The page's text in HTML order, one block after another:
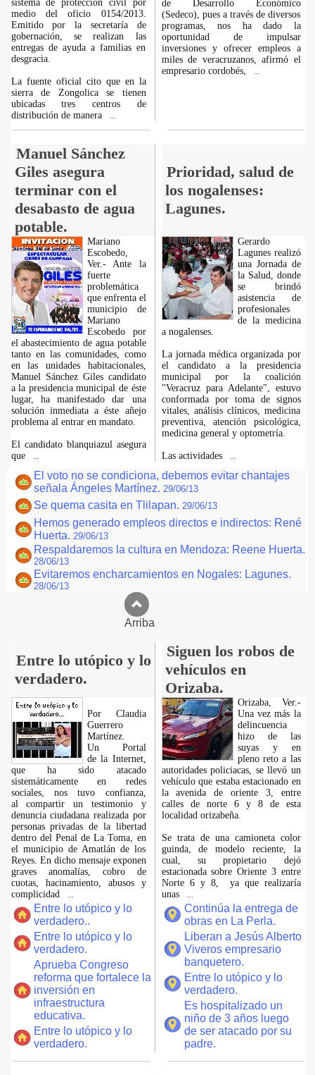
sistema de protección civil por
medio del oficio 0154/2013.
Emitido por la secretaría de
gobernación, se realizan las
entregas de ayuda a familias en
desgracia.
La fuente oficial cito que en la
sierra de Zongolica se tienen
ubicadas tres centros de
distribución de manera
de Desarrollo Económico
(Sedeco), pues a través de diversos
programas, nos ha dado la
oportunidad de impulsar
inversiones y ofrecer empleos a
miles de veracruzanos, afirmó el
empresario cordobés,
Manuel Sánchez
Giles asegura
terminar con el
desabasto de agua
potable.
Prioridad, salud de
los nogalenses:
Lagunes.
Mariano
Escobedo,
Ver.- Ante la
fuerte
problemática
que enfrenta el
municipio de
Mariano
Escobedo por
el abastecimiento de agua potable
tanto en las comunidades, como
en las unidades habitacionales,
Manuel Sánchez Giles candidato
a la presidencia municipal de éste
lugar, ha manifestado dar una
solución inmediata a éste añejo
problema al entrar en mandato.
El candidato blanquiazul asegura
que
Gerardo
Lagunes realizó
una Jornada de
la Salud, donde
se brindó
asistencia de
profesionales
de la medicina
a nogalenses.
La jornada médica organizada por
el candidato a la presidencia
municipal por la coalición
"Veracruz para Adelante", estuvo
conformada por toma de signos
vitales, análisis clínicos, medicina
preventiva, atención psicológica,
medicina general y optometría.
Las actividades
El voto no se condiciona, debemos evitar chantajes
señala Ángeles Martínez. 29/06/13
Se quema casita en Tlilapan. 29/06/13
Hemos generado empleos directos e indirectos: René
Huerta. 29/06/13
Respaldaremos la cultura en Mendoza: Reene Huerta.
28/06/13
Evitaremos encharcamientos en Nogales: Lagunes.
28/06/13
Arriba
Entre lo utópico y lo
verdadero.
Siguen los robos de
vehículos en
Orizaba.
Por Claudia
Guerrero
Martínez.
​Un Portal
de la Internet,
que ha sido atacado
sistemáticamente en redes
sociales, nos tuvo confianza,
al compartir un testimonio y
denuncia ciudadana realizada por
personas privadas de la libertad
dentro del Penal de La Toma, en
el municipio de Amatlán de los
Reyes. En dicho mensaje exponen
graves anomalías, cobro de
cuotas, hacinamiento, abusos y
complicidad
Entre lo utópico y lo
verdadero..
Entre lo utópico y lo
verdadero.
Aprueba Congreso
reforma que fortalece la
inversión en
infraestructura
educativa.
Entre lo utópico y lo
verdadero.
Orizaba, Ver.-
Una vez más la
delincuencia
hizo de las
suyas y en
pleno reto a las
autoridades policiacas, se llevó un
vehículo que estaba estacionado en
la avenida de oriente 3, entre
calles de norte 6 y 8 de esta
localidad orizabeña.
Se trata de una camioneta color
guinda, de modelo reciente, la
cual, su propietario dejó
estacionada sobre Oriente 3 entre
Norte 6 y 8, ya que realizaría
unas
Continúa la entrega de
obras en La Perla.
Liberan a Jesús Alberto
Viveros empresario
banquetero.
Entre lo utópico y lo
verdadero.
Es hospitalizado un
niño de 3 años luego
de ser atacado por su
padre.